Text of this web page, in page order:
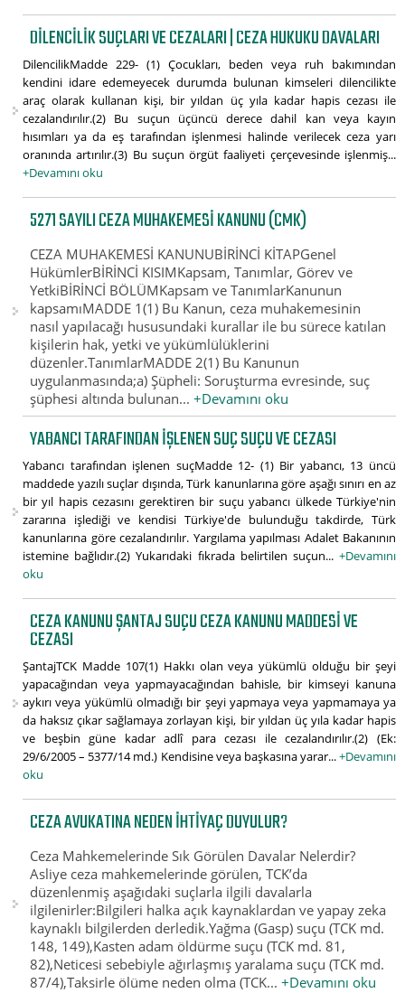
DILENCILIK SUÇLARI VE CEZALARI | CEZA HUKUKU DAVALARI
DilencilikMadde 229- (1) Çocukları, beden veya ruh bakımından
kendini idare edemeyecek durumda bulunan kimseleri dilencilikte
araç olarak kullanan kişi, bir yıldan üç yıla kadar hapis cezası ile
cezalandırılır.(2) Bu suçun üçüncü derece dahil kan veya kayın
hısımları ya da eş tarafından işlenmesi halinde verilecek ceza yarı
oranında artırılır.(3) Bu suçun örgüt faaliyeti çerçevesinde işlenmiş...
+Devamını oku
5271 SAYILI CEZA MUHAKEMESI KANUNU (CMK)
CEZA MUHAKEMESİ KANUNUBİRİNCİ KİTAPGenel
HükümlerBİRİNCİ KISIMKapsam, Tanımlar, Görev ve
YetkiBİRİNCİ BÖLÜMKapsam ve TanımlarKanunun
kapsamıMADDE 1(1) Bu Kanun, ceza muhakemesinin
nasıl yapılacağı hususundaki kurallar ile bu sürece katılan
kişilerin hak, yetki ve yükümlülüklerini
düzenler.TanımlarMADDE 2(1) Bu Kanunun
uygulanmasında;a) Şüpheli: Soruşturma evresinde, suç
şüphesi altında bulunan...+Devamını oku
YABANCI TARAFINDAN IŞLENEN SUÇ SUÇU VE CEZASI
Yabancı tarafından işlenen suçMadde 12- (1) Bir yabancı, 13 üncü
maddede yazılı suçlar dışında, Türk kanunlarına göre aşağı sınırı en az
bir yıl hapis cezasını gerektiren bir suçu yabancı ülkede Türkiye'nin
zararına işlediği ve kendisi Türkiye'de bulunduğu takdirde, Türk
kanunlarına göre cezalandırılır. Yargılama yapılması Adalet Bakanının
istemine bağlıdır.(2) Yukarıdaki fıkrada belirtilen suçun... +Devamını
oku
CEZA KANUNU ŞANTAJ SUÇU CEZA KANUNU MADDESI VE
CEZASI
ŞantajTCK Madde 107(1) Hakkı olan veya yükümlü olduğu bir şeyi
yapacağından veya yapmayacağından bahisle, bir kimseyi kanuna
aykırı veya yükümlü olmadığı bir şeyi yapmaya veya yapmamaya ya
da haksız çıkar sağlamaya zorlayan kişi, bir yıldan üç yıla kadar hapis
ve beşbin güne kadar adlî para cezası ile cezalandırılır.(2) (Ek:
29/6/2005 – 5377/14 md.) Kendisine veya başkasına yarar...+Devamını
oku
CEZA AVUKATINA NEDEN İHTIYAÇ DUYULUR?
Ceza Mahkemelerinde Sık Görülen Davalar Nelerdir?
Asliye ceza mahkemelerinde görülen, TCK’da
düzenlenmiş aşağıdaki suçlarla ilgili davalarla
ilgilenirler:Bilgileri halka açık kaynaklardan ve yapay zeka
kaynaklı bilgilerden derledik.Yağma (Gasp) suçu (TCK md.
148, 149),Kasten adam öldürme suçu (TCK md. 81,
82),Neticesi sebebiyle ağırlaşmış yaralama suçu (TCK md.
87/4),Taksirle ölüme neden olma (TCK...+Devamını oku